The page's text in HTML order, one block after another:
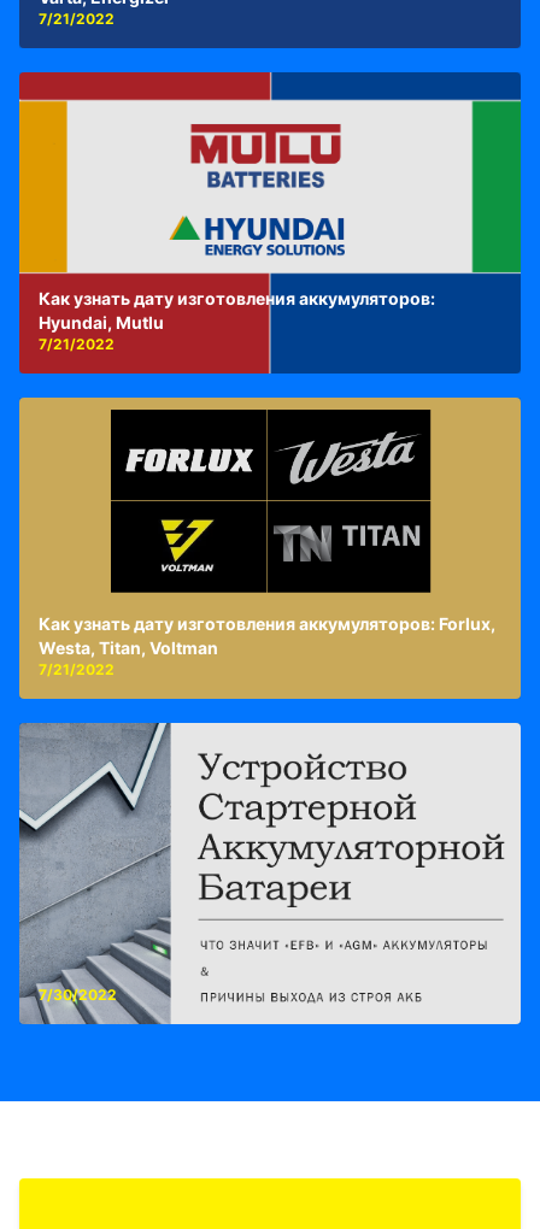
7/21/2022
Как узнать дату изготовления аккумуляторов:
Hyundai, Mutlu
7/21/2022
Как узнать дату изготовления аккумуляторов: Forlux,
Westa, Titan, Voltman
7/21/2022
7/30/2022